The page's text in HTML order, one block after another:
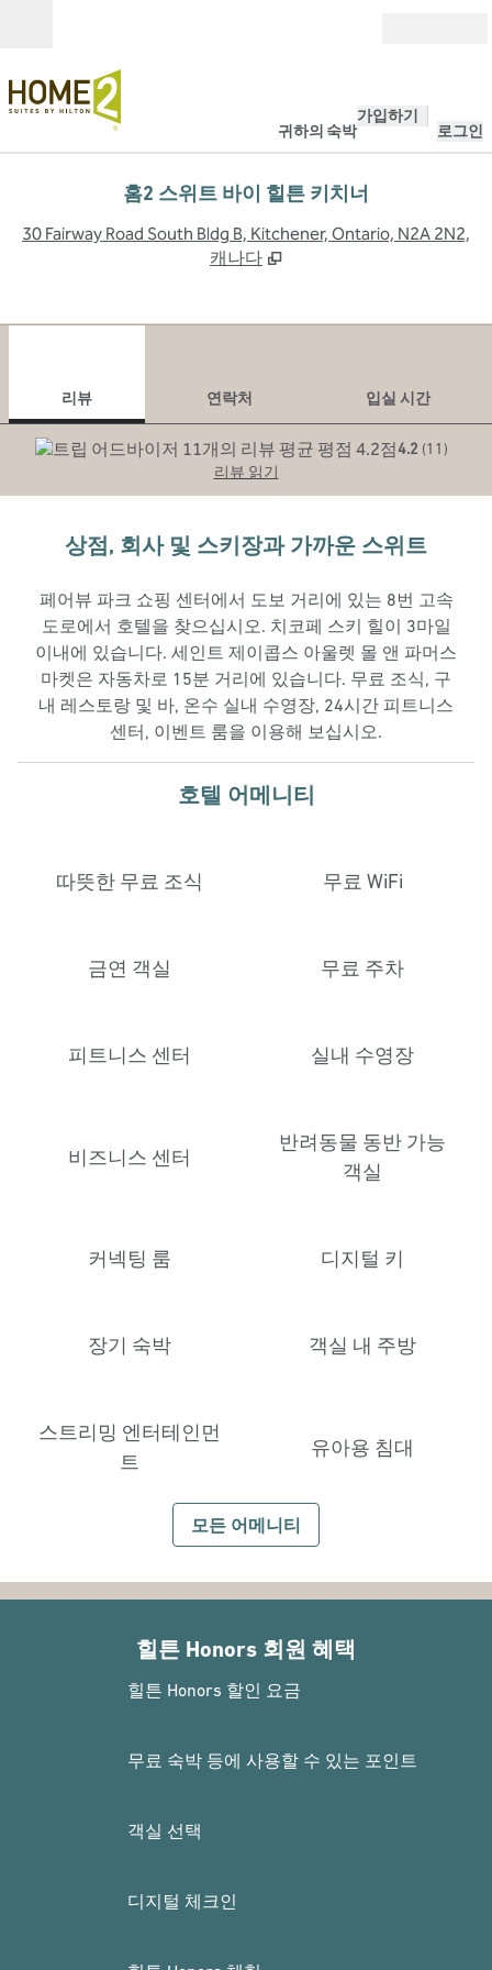
귀하의 숙박
가입하기
로그인
홈2 스위트 바이 힐튼 키치너
30 Fairway Road South Bldg B, Kitchener, Ontario, N2A 2N2,
캐나다
리뷰 연락처
입실 시간
4.2 (11)
리뷰 읽기
상점, 회사 및 스키장과 가까운 스위트
페어뷰 파크 쇼핑 센터에서 도보 거리에 있는 8번 고속
도로에서 호텔을 찾으십시오. 치코페 스키 힐이 3마일
이내에 있습니다. 세인트 제이콥스 아울렛 몰 앤 파머스
마켓은 자동차로 15분 거리에 있습니다. 무료 조식, 구
내 레스토랑 및 바, 온수 실내 수영장, 24시간 피트니스
센터, 이벤트 룸을 이용해 보십시오.
호텔 어메니티
따뜻한 무료 조식 무료 WiFi
금연 객실 무료 주차
피트니스 센터 실내 수영장
비즈니스 센터
반려동물 동반 가능
객실
커넥팅 룸 디지털 키
장기 숙박 객실 내 주방
스트리밍 엔터테인먼
트
유아용 침대
모든 어메니티
힐튼 Honors 회원 혜택
힐튼 Honors 할인 요금
무료 숙박 등에 사용할 수 있는 포인트
객실 선택
디지털 체크인